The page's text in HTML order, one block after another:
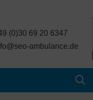
(0)30 69 20 6347
ambulance.de